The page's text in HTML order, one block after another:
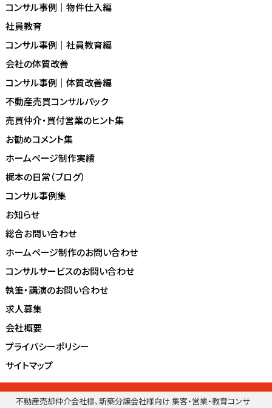
コンサル事例｜物件仕入編
社員教育
コンサル事例｜社員教育編
会社の体質改善
コンサル事例｜体質改善編
不動産売買コンサルパック
売買仲介・買付営業のヒント集
お勧めコメント集
ホームページ制作実績
梶本の日常（ブログ）
コンサル事例集
お知らせ
総合お問い合わせ
ホームページ制作のお問い合わせ
コンサルサービスのお問い合わせ
執筆・講演のお問い合わせ
求人募集
会社概要
プライバシーポリシー
サイトマップ
不動産売却仲介会社様、新築分譲会社様向け 集客・営業・教育コンサ